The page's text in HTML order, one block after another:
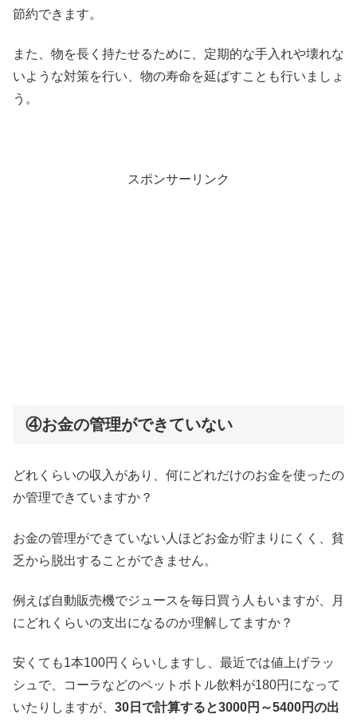
節約できます。
また、物を長く持たせるために、定期的な手入れや壊れな
いような対策を行い、物の寿命を延ばすことも行いましょ
う。
スポンサーリンク
④お金の管理ができていない
どれくらいの収入があり、何にどれだけのお金を使ったの
か管理できていますか？
お金の管理ができていない人ほどお金が貯まりにくく、貧
乏から脱出することができません。
例えば自動販売機でジュースを毎日買う人もいますが、月
にどれくらいの支出になるのか理解してますか？
安くても1本100円くらいしますし、最近では値上げラッ
シュで、コーラなどのペットボトル飲料が180円になって
いたりしますが、 30日で計算すると3000円～5400円の出